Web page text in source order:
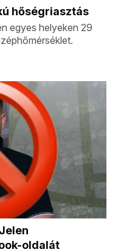
hőségriasztás
egyes helyeken 29
oldalát